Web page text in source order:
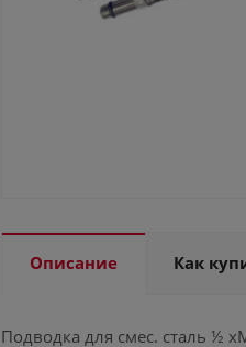
Описание Как
Подводка для смес. сталь ½